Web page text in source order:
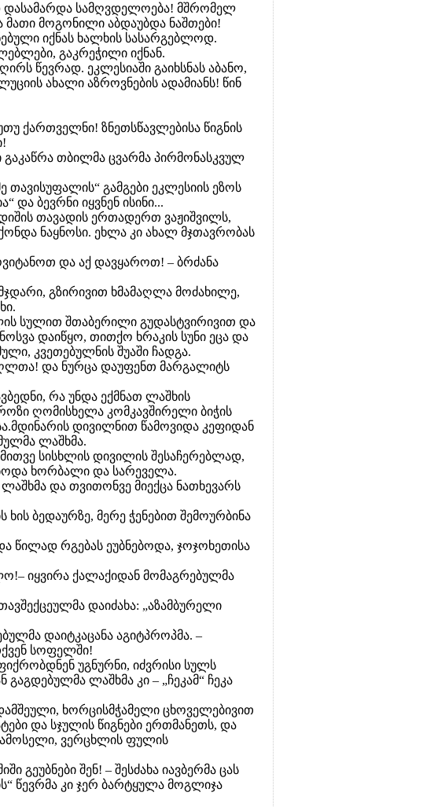
დასამარდა სამღვდელოება! მშრომელ
მათი მოგონილი აბდაუბდა ნაშთები!
იქნას ხალხის სასარგებლოდ.
გაკრეჭილი იქნან.
წევრად. ეკლესიაში გაიხსნას აბანო,
ახალი აზროვნების ადამიანს! წინ
ქართველნი! ზნეთსწავლებისა წიგნის
თბილმა ცვარმა პირმონასკვულ
თავისუფალის“ გამგები ეკლესიის ეზოს
და ბევრნი იყვნენ ისინი...
თავადის ერთადერთ ვაჟიშვილს,
ნაყნოსი. ეხლა კი ახალ მჯთავრობას
და აქ დავყაროთ! – ბრძანა
გზირივით ხმამაღლა მოძახილე,
სულით შთაბერილი გუდასტვირივით და
დაიწყო, თითქო ხრაკის სუნი ეცა და
კვეთებულნის შუაში ჩადგა.
და ნურცა დაუფენთ მარგალიტს
რა უნდა ექმნათ ლაშხის
ღომისხელა კომკავშირელი ბიჭის
დივილნით წამოვიდა კეფიდან
ლაშხმა.
სისხლის დივილის შესაჩერებლად,
ხორბალი და სარეველა.
და თვითონვე მიექცა ნათხევარს
ხის ბედაურზე, მერე ჭენებით შემოურბინა
წილად რგებას ეუბნებოდა, ჯოჯოხეთისა
იყვირა ქალაქიდან მომაგრებულმა
დაიძახა: „აზამბურელი
დაიტკაცანა აგიტპროპმა. –
სოფელში!
უგნურნი, იძვრისი სულს
ლაშხმა კი – „ჩეკამ“ ჩეკა
ხორცისმჭამელი ცხოველებივით
და სჯულის წიგნები ერთმანეთს, და
ვერცხლის ფულის
გეუბნები შენ! – შესძახა იავბერმა ცას
წევრმა კი ჯერ ბარტყულა მოგლიჯა